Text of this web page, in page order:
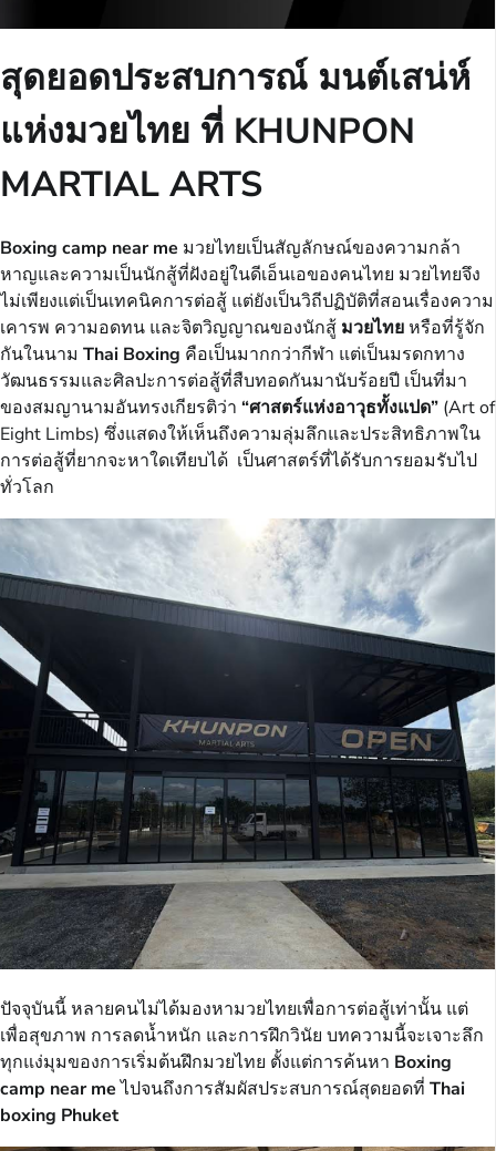
สุดยอดประสบการณ์ มนต์เสน่ห์
แห่งมวยไทย ที่ KHUNPON
MARTIAL ARTS
Boxing camp near me มวยไทยเป็นสัญลักษณ์ของความกล้า
หาญและความเป็นนักสู้ที่ฝังอยู่ในดีเอ็นเอของคนไทย มวยไทยจึง
ไม่เพียงแต่เป็นเทคนิคการต่อสู้ แต่ยังเป็นวิถีปฏิบัติที่สอนเรื่องความ
เคารพ ความอดทน และจิตวิญญาณของนักสู้ มวยไทยหรือที่รู้จัก
กันในนาม Thai Boxing คือเป็นมากกว่ากีฬา แต่เป็นมรดกทาง
วัฒนธรรมและศิลปะการต่อสู้ที่สืบทอดกันมานับร้อยปี เป็นที่มา
ของสมญานามอันทรงเกียรติว่า “ศาสตร์แห่งอาวุธทั้งแปด” (Art of
Eight Limbs) ซึ่งแสดงให้เห็นถึงความลุ่มลึกและประสิทธิภาพใน
การต่อสู้ที่ยากจะหาใดเทียบได้ เป็นศาสตร์ที่ได้รับการยอมรับไป
ทั่วโลก
ปัจจุบันนี้ หลายคนไม่ได้มองหามวยไทยเพื่อการต่อสู้เท่านั้น แต่
เพื่อสุขภาพ การลดน้ำหนัก และการฝึกวินัย บทความนี้จะเจาะลึก
ทุกแง่มุมของการเริ่มต้นฝึกมวยไทย ตั้งแต่การค้นหา Boxing
camp near meไปจนถึงการสัมผัสประสบการณ์สุดยอดที่ Thai
boxing Phuket